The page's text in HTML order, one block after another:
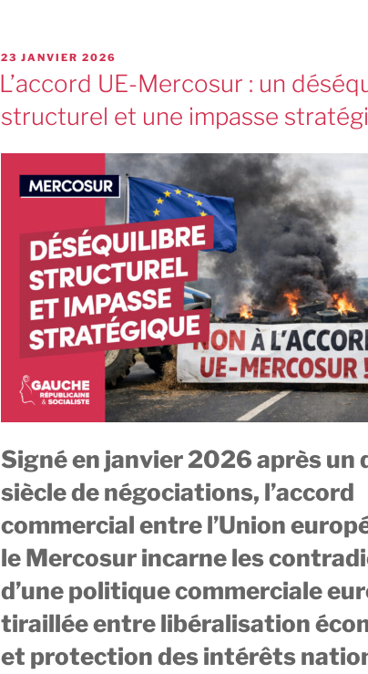
23 JANVIER 2026
L’accord UE-Mercosur : un
structurel et une impasse
Signé en janvier 2026 après un
siècle de négociations, l’accord
commercial entre l’Union
le Mercosur incarne les
d’une politique commerciale
tiraillée entre libéralisation
et protection des intérêts